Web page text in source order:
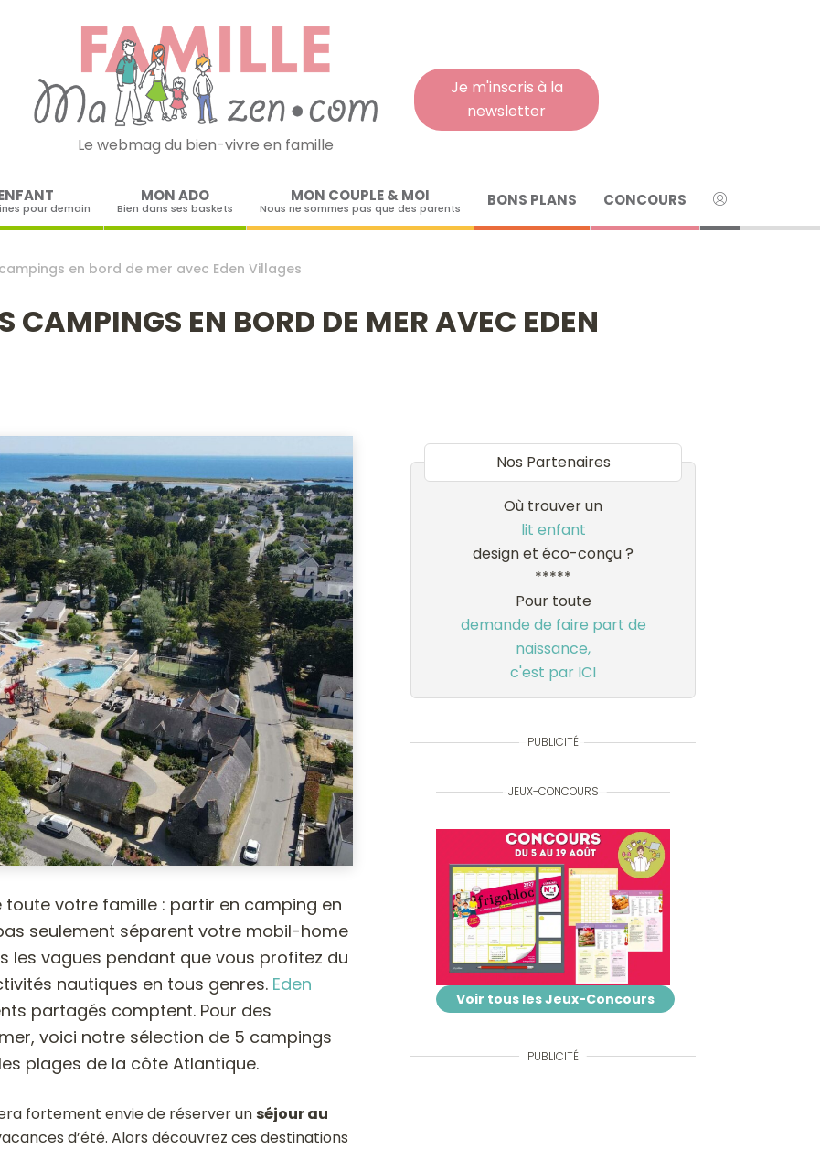
Je m'inscris à la
newsletter
Le webmag du bien-vivre en famille
pour demain
MON ADO
Bien dans ses baskets
MON COUPLE & MOI
Nous ne sommes pas que des parents BONS PLANS CONCOURS
en bord de mer avec Eden Villages
CAMPINGS EN BORD DE MER AVEC EDEN
toute votre famille : partir en camping en
seulement séparent votre mobil-home
les vagues pendant que vous profitez du
nautiques en tous genres. Eden
partagés comptent. Pour des
voici notre sélection de 5 campings
plages de la côte Atlantique.
fortement envie de réserver unséjour au
d’été. Alors découvrez ces destinations
Nos Partenaires
Où trouver un
lit enfant
design et éco-conçu ?
*****
Pour toute
demande de faire part de
naissance,
c'est par ICI
PUBLICITÉ
JEUX-CONCOURS
Voir tous les Jeux-Concours
PUBLICITÉ